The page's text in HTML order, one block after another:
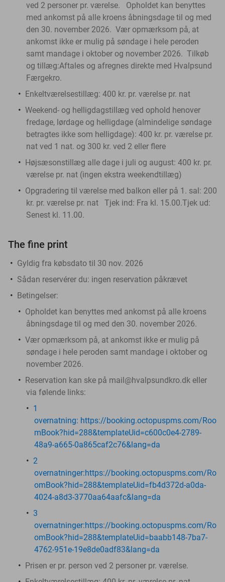
ved 2 personer pr. værelse. Opholdet kan benyttes
med ankomst på alle kroens åbningsdage til og med
den 30. november 2026. Vær opmærksom på, at
ankomst ikke er mulig på søndage i hele peroden
samt mandage i oktober og november 2026. Tilkøb
og tillæg:Aftales og afregnes direkte med Hvalpsund
Færgekro.
Enkeltværelsestillæg: 400 kr. pr. værelse pr. nat
Weekend- og helligdagstillæg ved ophold henover
fredage, lørdage og helligdage (almindelige søndage
betragtes ikke som helligdage): 400 kr. pr. værelse pr.
nat ved 1 nat. og 300 kr. ved 2 eller flere
Højsæsonstillæg alle dage i juli og august: 400 kr. pr.
værelse pr. nat (ingen ekstra weekendtillæg)
Opgradering til værelse med balkon eller på 1. sal: 200
kr. pr. værelse pr. nat Tjek ind: Fra kl. 15.00.Tjek ud:
Senest kl. 11.00.
The fine print
Gyldig fra købsdato til 30 nov. 2026
Sådan reservérer du: ingen reservation påkrævet
Betingelser:
Opholdet kan benyttes med ankomst på alle kroens
åbningsdage til og med den 30. november 2026.
Vær opmærksom på, at ankomst ikke er mulig på
søndage i hele peroden samt mandage i oktober og
november 2026.
Reservation kan ske på mail@hvalpsundkro.dk eller
via følende links:
1
overnatning: https://booking.octopuspms.com/Roo
mBook?hid=288&templateUid=c600c0e4-2789-
48a9-a665-0a865caf2c76&lang=da
2
overnatninger:https://booking.octopuspms.com/Ro
omBook?hid=288&templateUid=fb4d372d-a0da-
4024-a8d3-3770aa64aafc&lang=da
3
overnatninger:https://booking.octopuspms.com/Ro
omBook?hid=288&templateUid=baabb148-7ba7-
4762-951e-19e8de0adf83&lang=da
Prisen er pr. person ved 2 personer pr. værelse.